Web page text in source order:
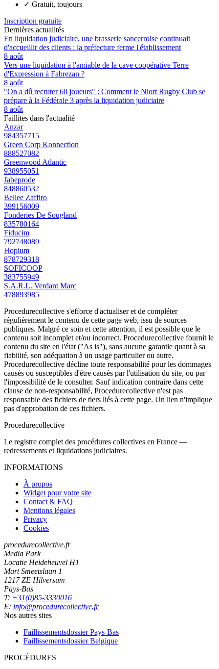
✓ Gratuit, toujours
Inscription gratuite
Dernières actualités
En liquidation judiciaire, une brasserie sancerroise continuait
d'accueillir des clients : la préfecture ferme l'établissement
8 août
Vers une liquidation à l'amiable de la cave coopérative Terre
d'Expression à Fabrezan ?
8 août
"On a dû recruter 60 joueurs" : Comment le Niort Rugby Club se
prépare à la Fédérale 3 après la liquidation judiciaire
8 août
Faillites dans l'actualité
Anzar
984357715
Green Corp Konnection
888527082
Greenwood Atlantic
938955051
Jabeprode
848860532
Bellee Zaffiro
399156009
Fonderies De Sougland
835780164
Fiducim
792748089
Hopium
878729318
SOFICOOP
383755949
S.A.R.L. Verdant Marc
478893985
Procedurecollective s'efforce d'actualiser et de compléter
régulièrement le contenu de cette page web, issu de sources
publiques. Malgré ce soin et cette attention, il est possible que le
contenu soit incomplet et/ou incorrect. Procedurecollective fournit le
contenu du site en l'état ("As is"), sans aucune garantie quant à sa
fiabilité, son adéquation à un usage particulier ou autre.
Procedurecollective décline toute responsabilité pour les dommages
causés ou susceptibles d'être causés par l'utilisation du site, ou par
l'impossibilité de le consulter. Sauf indication contraire dans cette
clause de non-responsabilité, Procedurecollective n'est pas
responsable des fichiers de tiers liés à cette page. Un lien n'implique
pas d'approbation de ces fichiers.
Procedurecollective
Le registre complet des procédures collectives en France —
redressements et liquidations judiciaires.
INFORMATIONS
À propos
Widget pour votre site
Contact & FAQ
Mentions légales
Privacy
Cookies
procedurecollective.fr
Media Park
Locatie Heideheuvel H1
Mart Smeetslaan 1
1217 ZE Hilversum
Pays-Bas
T: +31(0)85-3330016
E: info@procedurecollective.fr
Nos autres sites
Faillissementsdossier Pays-Bas
Faillissementsdossier Belgique
PROCÉDURES